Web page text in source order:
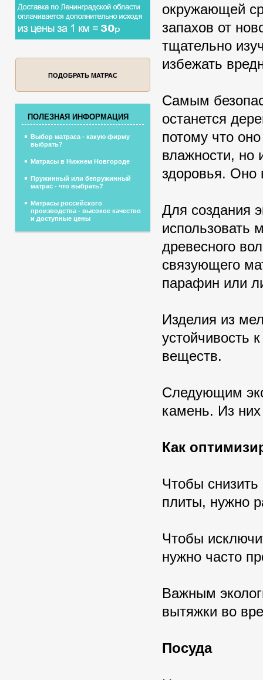
окружающей
запахов от
тщательно
избежать
Самым
останется
потому что
влажности, но
здоровья. Оно
Для создания
использовать
древесного
связующего
парафин или
Изделия из
устойчивость
веществ.
Следующим
камень. Из
Как
Чтобы снизить
плиты, нужно
Чтобы
нужно часто
Важным
вытяжки во
Посуда
ПОДОБРАТЬ МАТРАС
ПОЛЕЗНАЯ ИНФОРМАЦИЯ
Выбор матраса - какую фирму
выбрать?
Матрасы в Нижнем Новгороде
Пружинный или бепружинный
матрас - что выбрать?
Матрасы российского
производства - высокое качество
и доступные цены